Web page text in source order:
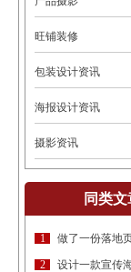
旺铺装修
包装设计资讯
海报设计资讯
摄影资讯
同类
1 做了一份落地
2 设计一款宣传